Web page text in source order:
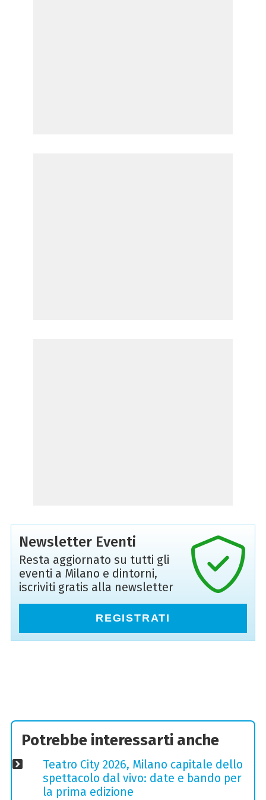
Newsletter Eventi
Resta aggiornato su tutti gli
eventi a Milano e dintorni,
iscriviti gratis alla newsletter
REGISTRATI
Potrebbe interessarti anche
Teatro City 2026, Milano capitale dello
spettacolo dal vivo: date e bando per
la prima edizione